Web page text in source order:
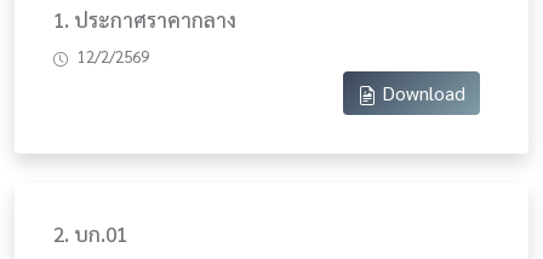
1. ประกาศราคากลาง
12/2/2569
Download
2. บก.01